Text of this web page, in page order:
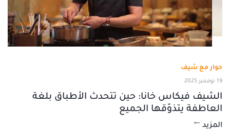
حوار مع شيف
19 نوفمبر 2025
الشيف فيكاس خانا: حين تتحدث الأطباق بلغة
العاطفة يتذوّقها الجميع
المزيد